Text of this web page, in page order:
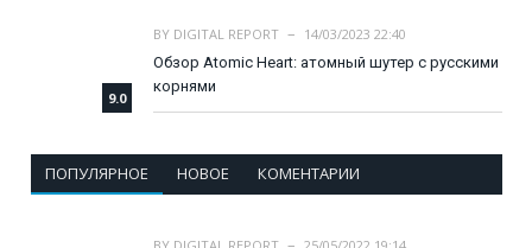
9.0
BY DIGITAL REPORT
14/03/2023 22:40
Обзор Atomic Heart: атомный шутер с русскими
корнями
ПОПУЛЯРНОЕ НОВОЕ КОМЕНТАРИИ